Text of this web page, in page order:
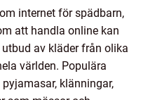
internet för spädbarn,
att handla online kan
av kläder från olika
världen. Populära
klänningar,